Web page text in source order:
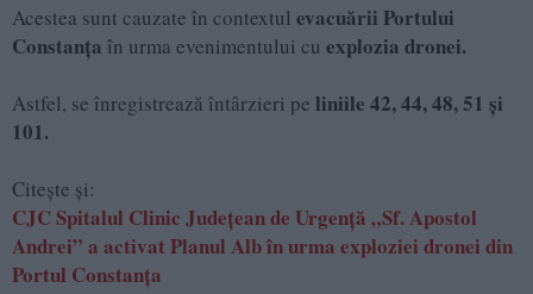
Acestea sunt cauzate în contextul evacuării Portului
Constanța în urma evenimentului cu explozia dronei.
Astfel, se înregistrează întârzieri pe liniile 42, 44, 48, 51 și
101.
Citește și:
CJC Spitalul Clinic Județean de Urgență „Sf. Apostol
Andrei” a activat Planul Alb în urma exploziei dronei din
Portul Constanța